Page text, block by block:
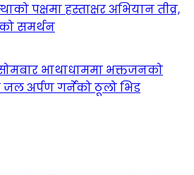
पक्षमा हस्ताक्षर अभियान तीव्र,
समर्थन
भाथाधाममा भक्तजनको
जल अर्पण गर्नेको ठूलो भिड